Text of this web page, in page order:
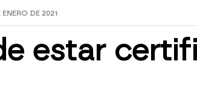
ENERO DE 2021
estar